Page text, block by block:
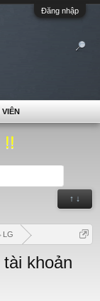
Đăng nhập
!!
↑ ↓
LG
khoản
VIÊN